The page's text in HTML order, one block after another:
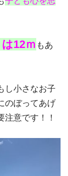
12ｍ もあ
し小さなお子
のぼってあげ
意です！！